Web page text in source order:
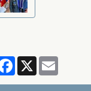
Facebook
X